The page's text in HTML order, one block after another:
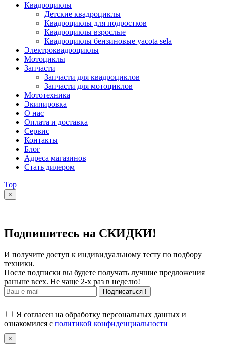
Квадроциклы
Детские квадроциклы
Квадроциклы для подростков
Квадроциклы взрослые
Квадроциклы бензиновые yacota sela
Электроквадроциклы
Мотоциклы
Запчасти
Запчасти для квадроциклов
Запчасти для мотоциклов
Мототехника
Экипировка
О нас
Оплата и доставка
Сервис
Контакты
Блог
Адреса магазинов
Стать дилером
Top
×
Подпишитесь на СКИДКИ!
И получите доступ к индивидуальному тесту по подбору
техники.
После подписки вы будете получать лучшие предложения
раньше всех. Не чаще 2-х раз в неделю!
Подписаться !
Я согласен на обработку персональных данных и
ознакомился с политикой конфиденциальности
×